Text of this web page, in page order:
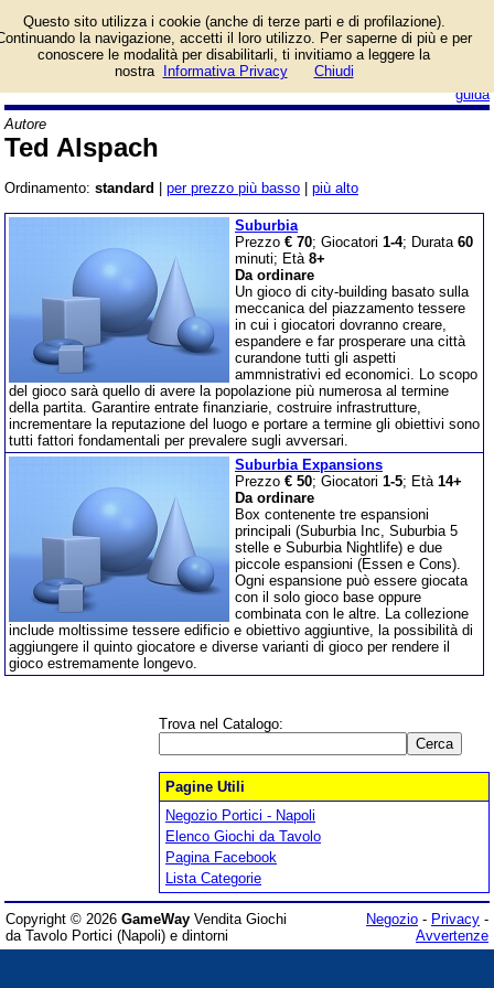
guida
Lista giochi da tavolo
dell'autore Ted Alspach.
Autore
Ted Alspach
Ordinamento: standard per prezzo più basso più alto
Suburbia
Prezzo € 70; Giocatori 1-4; Durata 60
minuti; Età 8+
Da ordinare
Un gioco di city-building basato sulla
meccanica del piazzamento tessere
in cui i giocatori dovranno creare,
espandere e far prosperare una città
curandone tutti gli aspetti
ammnistrativi ed economici. Lo scopo
del gioco sarà quello di avere la popolazione più numerosa al termine
della partita. Garantire entrate finanziarie, costruire infrastrutture,
incrementare la reputazione del luogo e portare a termine gli obiettivi sono
tutti fattori fondamentali per prevalere sugli avversari.
Suburbia Expansions
Prezzo € 50; Giocatori 1-5; Età 14+
Da ordinare
Box contenente tre espansioni
principali (Suburbia Inc, Suburbia 5
stelle e Suburbia Nightlife) e due
piccole espansioni (Essen e Cons).
Ogni espansione può essere giocata
con il solo gioco base oppure
combinata con le altre. La collezione
include moltissime tessere edificio e obiettivo aggiuntive, la possibilità di
aggiungere il quinto giocatore e diverse varianti di gioco per rendere il
gioco estremamente longevo.
Trova nel Catalogo:
Pagine Utili
Negozio Portici - Napoli
Elenco Giochi da Tavolo
Pagina Facebook
Lista Categorie
Copyright © 2026 GameWay Vendita Giochi
da Tavolo Portici (Napoli) e dintorni
Negozio - Privacy -
Avvertenze
Questo sito utilizza i cookie (anche di terze parti e di profilazione).
la navigazione, accetti il loro utilizzo. Per saperne di più e per
conoscere le modalità per disabilitarli, ti invitiamo a leggere la
nostra
Informativa Privacy Chiudi